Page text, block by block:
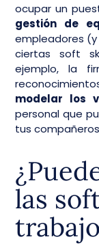
ocupar un
gestión de
empleadores
ciertas soft
ejemplo, la
modelar los
personal que
tus
las